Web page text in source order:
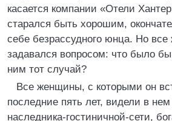
касается компании «Отели
старался быть хорошим,
себе безрассудного юнца. Но все
задавался вопросом: что было
ним тот случай?
Все женщины, с которыми он
последние пять лет, видели в
наследника-гостиничной-сети,